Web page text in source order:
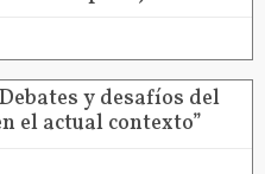
y desafíos del
el actual contexto”